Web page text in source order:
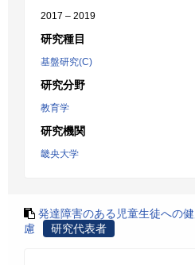
2017 – 2019
研究種目
基盤研究(C)
研究分野
教育学
研究機関
畿央大学
発達障害のある児童生徒への
慮
研究代表者